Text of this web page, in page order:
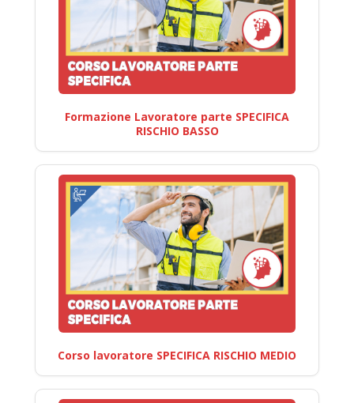
Formazione Lavoratore parte SPECIFICA
RISCHIO BASSO
Corso lavoratore SPECIFICA RISCHIO MEDIO